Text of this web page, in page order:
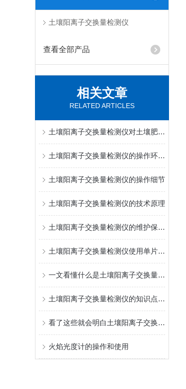
土壤阳离子交换量检测仪
查看全部产品
相关文章
RELATED ARTICLES
土壤阳离子交换量检测仪对土壤肥力评估的支撑作用
土壤阳离子交换量检测仪的操作环境要求解析
土壤阳离子交换量检测仪的操作细节
土壤阳离子交换量检测仪的技术原理
土壤阳离子交换量检测仪的维护保养指南
土壤阳离子交换量检测仪使用单片计算机控制
一文看懂什么是土壤阳离子交换量检测仪，赶快收藏
土壤阳离子交换量检测仪的知识点讲解，别错过了！
看了这些就会明白土壤阳离子交换量检测仪为啥这么抢手了
火焰光度计的操作和使用